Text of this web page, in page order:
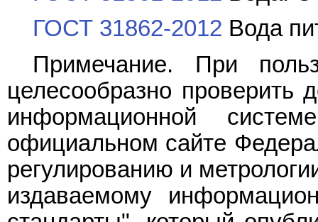
ГОСТ 31862-2012 Вода
Примечание. При
целесообразно проверить
информационной
официальном сайте
регулированию и
издаваемому